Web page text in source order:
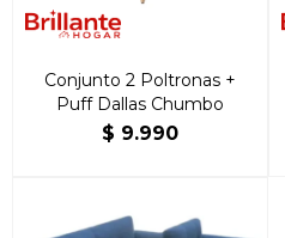
Conjunto 2 Poltronas +
Puff Dallas Chumbo
$ 9.990